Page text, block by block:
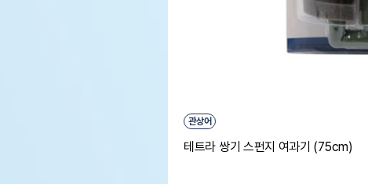
관상어
테트라 쌍기 스펀지 여과기 (75cm)